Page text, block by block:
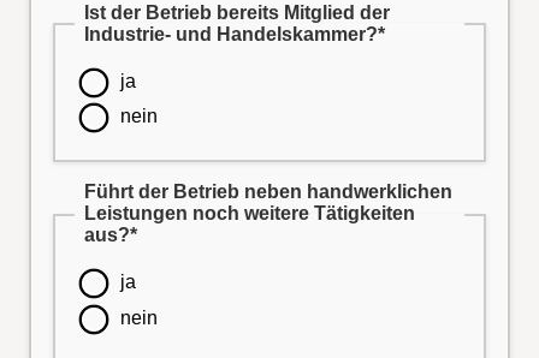
Ist der Betrieb bereits Mitglied der
Industrie- und Handelskammer?*
ja
nein
Führt der Betrieb neben handwerklichen
Leistungen noch weitere Tätigkeiten
aus?*
ja
nein